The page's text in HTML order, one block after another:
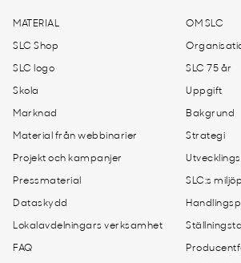
MATERIAL
SLC Shop
SLC logo
Skola
Marknad
Material från webbinarier
Projekt och kampanjer
Pressmaterial
Dataskydd
Lokalavdelningars verksamhet
FAQ
OM SLC
SLC 75 år
Uppgift
Bakgrund
Strategi
SLC:s